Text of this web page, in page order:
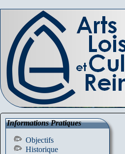
Informations Pratiques
Objectifs
Historique